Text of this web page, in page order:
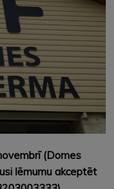
(Domes
lēmumu akceptēt